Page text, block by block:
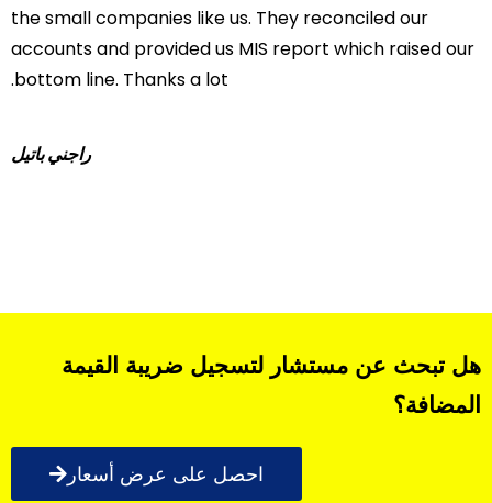
the small companies like us. They reconciled our
accounts and provided us MIS report which raised our
bottom line. Thanks a lot.
راجني باتيل
هل تبحث عن مستشار لتسجيل ضريبة القيمة
المضافة؟
احصل على عرض أسعار